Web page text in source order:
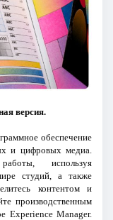
версия.
обеспечение
и цифровых медиа.
используя
студий, а также
контентом и
производственным
Experience Manager.